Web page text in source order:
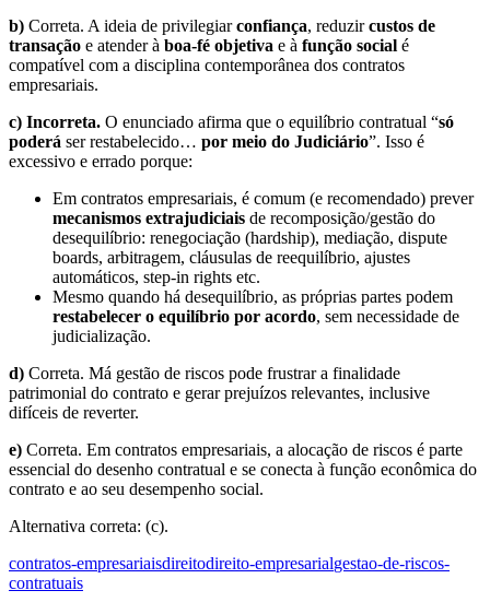
b) Correta. A ideia de privilegiarconfiança, reduzircustos de
transação e atender à boa-fé objetiva e à função social é
compatível com a disciplina contemporânea dos contratos
empresariais.
c) Incorreta. O enunciado afirma que o equilíbrio contratual “só
poderá ser restabelecido… por meio do Judiciário”. Isso é
excessivo e errado porque:
Em contratos empresariais, é comum (e recomendado) prever
mecanismos extrajudiciais de recomposição/gestão do
desequilíbrio: renegociação (hardship), mediação, dispute
boards, arbitragem, cláusulas de reequilíbrio, ajustes
automáticos, step-in rights etc.
Mesmo quando há desequilíbrio, as próprias partes podem
restabelecer o equilíbrio por acordo, sem necessidade de
judicialização.
d) Correta. Má gestão de riscos pode frustrar a finalidade
patrimonial do contrato e gerar prejuízos relevantes, inclusive
difíceis de reverter.
e) Correta. Em contratos empresariais, a alocação de riscos é parte
essencial do desenho contratual e se conecta à função econômica do
contrato e ao seu desempenho social.
Alternativa correta: (c).
contratos-empresariaisdireitodireito-empresarialgestao-de-riscos-
contratuais